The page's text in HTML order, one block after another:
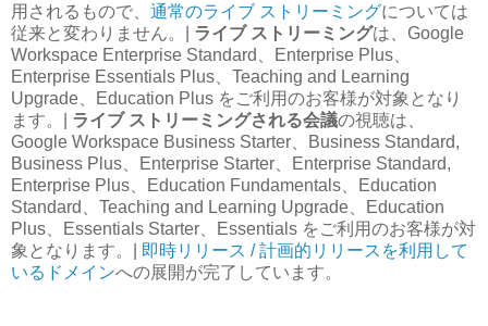
用されるもので、 通常のライブ ストリーミングについては
従来と変わりません。| ライブ ストリーミングは、Google
Workspace Enterprise Standard、Enterprise Plus、
Enterprise Essentials Plus、Teaching and Learning
Upgrade、Education Plus をご利用のお客様が対象となり
ます。| ライブ ストリーミングされる会議の視聴は、
Google Workspace Business Starter、Business Standard,
Business Plus、Enterprise Starter、Enterprise Standard,
Enterprise Plus、Education Fundamentals、Education
Standard、Teaching and Learning Upgrade、Education
Plus、Essentials Starter、Essentials をご利用のお客様が対
象となります。|
即時リリース / 計画的リリースを利用して
いるドメインへの展開が完了しています。